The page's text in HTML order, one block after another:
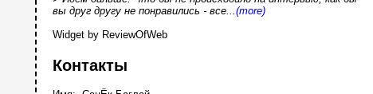
вы друг другу не понравились - все...(more)
Widget by ReviewOfWeb
Контакты